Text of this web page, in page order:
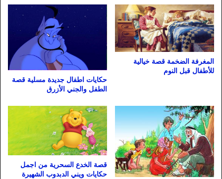
المغرفة الضخمة قصة خيالية
للأطفال قبل النوم
حكايات اطفال جديدة مسلية قصة
الطفل والجني الأزرق
قصة الخدع السحرية من اجمل
حكايات ويني الدبدوب الشهيرة